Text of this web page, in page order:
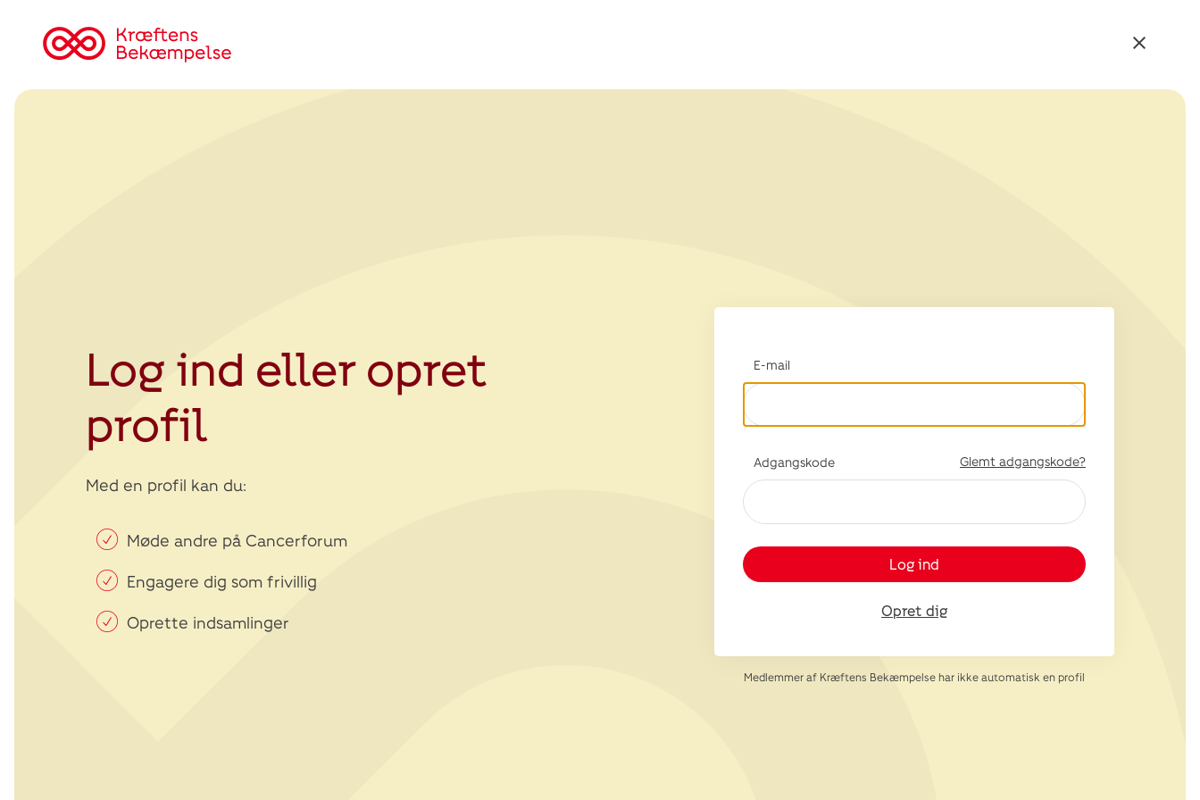
Tilbage
Kræftens
Log ind eller opret
profil
Med en profil kan du:
Møde andre på Cancerforum
Engagere dig som frivillig
Oprette indsamlinger
E-mail
Adgangskode Glemt adgangskode?
Log ind
Opret dig
Medlemmer af Kræftens Bekæmpelse har ikke automatisk en profil